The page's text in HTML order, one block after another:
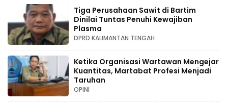
Tiga Perusahaan Sawit di Bartim
Dinilai Tuntas Penuhi Kewajiban
Plasma
DPRD KALIMANTAN TENGAH
Ketika Organisasi Wartawan Mengejar
Kuantitas, Martabat Profesi Menjadi
Taruhan
OPINI